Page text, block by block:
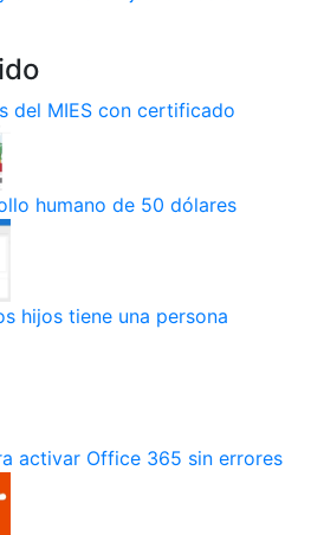
del MIES con certificado
humano de 50 dólares
hijos tiene una persona
activar Office 365 sin errores